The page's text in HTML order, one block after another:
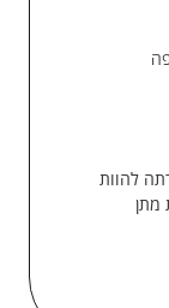
להוות
מתן